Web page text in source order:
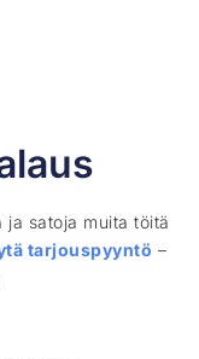
ja satoja muita töitä
tarjouspyyntö –